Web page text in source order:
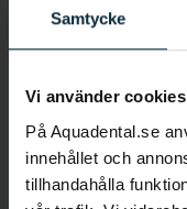
Samtycke
Vi använder
På Aquadental.se
innehållet och
tillhandahålla
Lär känna
Språk: Svenska,